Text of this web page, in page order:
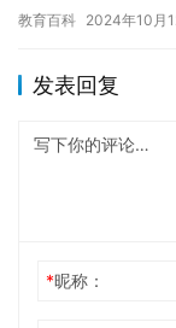
子不玩…
教育百科 2024年10月
发表回复
*昵称：